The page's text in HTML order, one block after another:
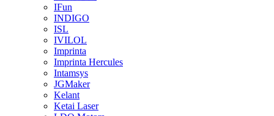
IFun
INDIGO
ISL
IVILOL
Imprinta
Imprinta Hercules
Intamsys
JGMaker
Kelant
Ketai Laser